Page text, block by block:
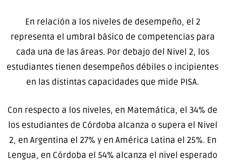
En relación a los niveles de desempeño, el 2
representa el umbral básico de competencias para
cada una de las áreas. Por debajo del Nivel 2, los
estudiantes tienen desempeños débiles o incipientes
en las distintas capacidades que mide PISA.
Con respecto a los niveles, en Matemática, el 34% de
los estudiantes de Córdoba alcanza o supera el Nivel
2, en Argentina el 27% y en América Latina el 25%. En
Lengua, en Córdoba el 54% alcanza el nivel esperado